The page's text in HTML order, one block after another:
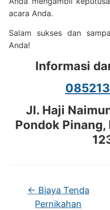
acara Anda.
Salam sukses dan
Anda!
Informasi
Jl. Haji
Pondok Pinang,
← Biaya Tenda
Pernikahan